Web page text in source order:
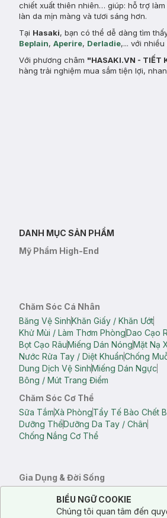
chiết xuất thiên nhiên… giúp: hỗ trợ
làn da mịn màng và tươi sáng hơn.
Tại Hasaki, bạn có thể dễ dàng tìm
Beplain, Aperire, Derladie,... với
Với phương châm "HASAKI.VN - TIẾT
hàng trải nghiệm mua sắm tiện lợi,
DANH MỤC SẢN PHẨM
Mỹ Phẩm High-End
Chăm Sóc Cá Nhân
Băng Vệ SinhKhăn Giấy / Khăn Ướt
Khử Mùi / Làm Thơm PhòngDao Cạo
Bọt Cạo RâuMiếng Dán NóngMặt Nạ
Nước Rửa Tay / Diệt KhuẩnChống
Dung Dịch Vệ SinhMiếng Dán Ngực
Bông / Mút Trang Điểm
Chăm Sóc Cơ Thể
Sữa TắmXà PhòngTẩy Tế Bào Chết
Dưỡng ThểDưỡng Da Tay / Chân
Chống Nắng Cơ Thể
Gia Dụng & Đời Sống
Bông Tắm / Phụ Kiện Tắm
Phụ Kiện Điện Thoại Quạt Cầm Tay /
Khử Mùi / Làm Thơm PhòngNước Giặt
Cookie Consent
Notice about cookies usage
BIỂU NGỮ COOKIE
Chúng tôi quan tâm đến